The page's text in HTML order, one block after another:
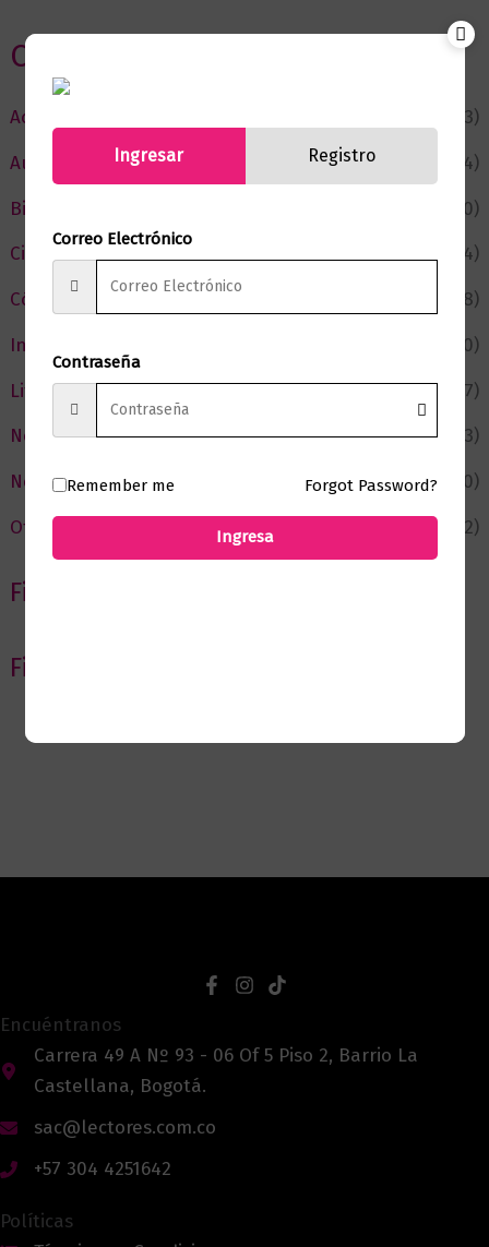
Categorias
Actualidad
(53)
Autor del Mes
(4)
Bienestar
(230)
Ciencia y Conocimiento
(74)
Cómic y Fantasía
(88)
Infantil y Juvenil
(210)
Literatura
(367)
Negocios
(43)
Novedades
(110)
Ofertas
(12)
Filtrar por Autor
Filtrar por editorial
Encuéntranos
Carrera 49 A Nº 93 - 06 Of 5 Piso 2, Barrio La
Castellana, Bogotá.
sac@lectores.com.co
+57 304 4251642
Políticas
Ingresar Registro
Correo Electrónico
Contraseña
Remember me Forgot Password?
Ingresa